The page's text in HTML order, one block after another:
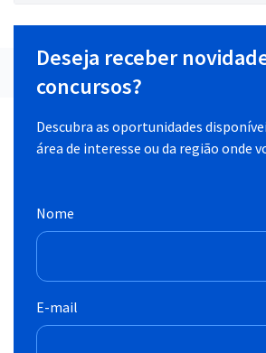
Deseja receber
concursos?
Descubra as oportunidades
área de interesse ou da região onde
Nome
E-mail